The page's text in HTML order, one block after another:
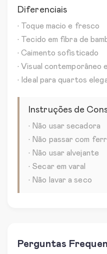
Diferenciais
• Toque macio e fresco
• Tecido em fibra de
• Caimento sofisticado
• Visual contemporâneo
• Ideal para quartos
Instruções de
• Não usar secadora
• Não passar com
• Não usar alvejante
• Secar em varal
• Não lavar a seco
Perguntas